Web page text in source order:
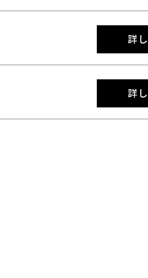
詳
詳